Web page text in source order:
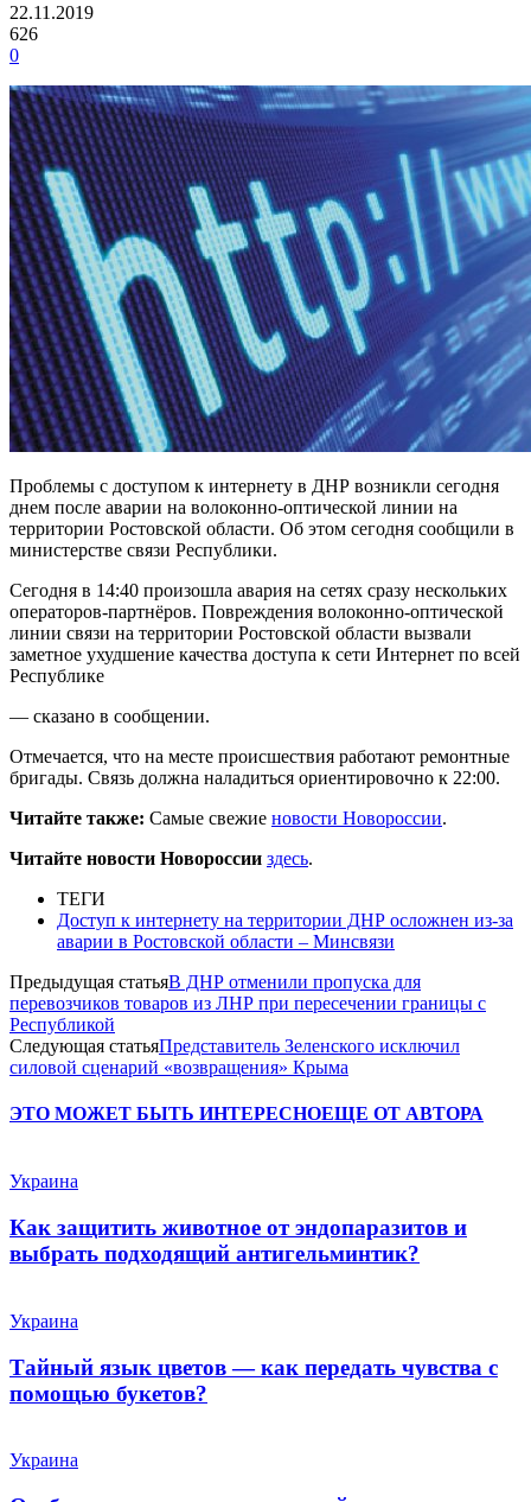
22.11.2019
626
0
Проблемы с доступом к интернету в ДНР возникли сегодня
днем после аварии на волоконно-оптической линии на
территории Ростовской области. Об этом сегодня сообщили в
министерстве связи Республики.
Сегодня в 14:40 произошла авария на сетях сразу нескольких
операторов-партнёров. Повреждения волоконно-оптической
линии связи на территории Ростовской области вызвали
заметное ухудшение качества доступа к сети Интернет по всей
Республике
— сказано в сообщении.
Отмечается, что на месте происшествия работают ремонтные
бригады. Связь должна наладиться ориентировочно к 22:00.
Читайте также: Самые свежие новости Новороссии.
Читайте новости Новороссии здесь.
ТЕГИ
Доступ к интернету на территории ДНР осложнен из-за
аварии в Ростовской области – Минсвязи
Предыдущая статьяВ ДНР отменили пропуска для
перевозчиков товаров из ЛНР при пересечении границы с
Республикой
Следующая статьяПредставитель Зеленского исключил
силовой сценарий «возвращения» Крыма
ЭТО МОЖЕТ БЫТЬ ИНТЕРЕСНОЕЩЕ ОТ АВТОРА
Украина
Как защитить животное от эндопаразитов и
выбрать подходящий антигельминтик?
Украина
Тайный язык цветов — как передать чувства с
помощью букетов?
Украина